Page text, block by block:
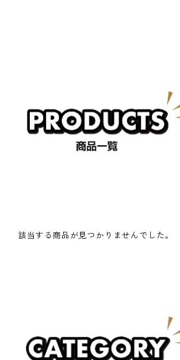
該当する商品が見つかりませんでした。